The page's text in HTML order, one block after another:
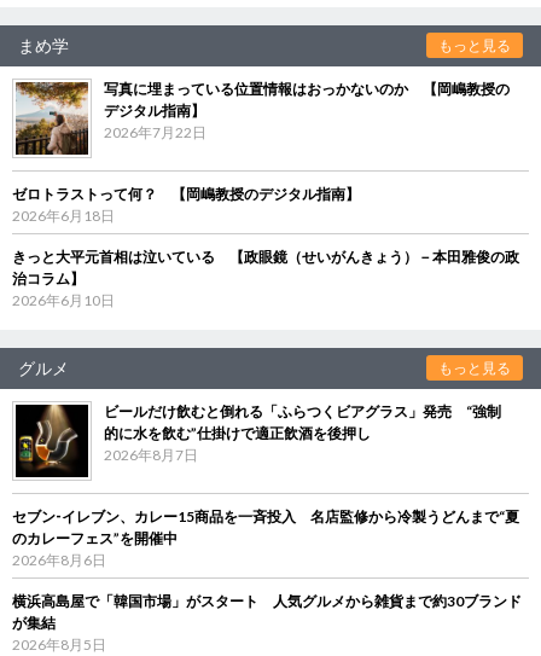
まめ学 もっと見る
写真に埋まっている位置情報はおっかないのか 【岡嶋教授の
デジタル指南】
2026年7月22日
ゼロトラストって何？ 【岡嶋教授のデジタル指南】
2026年6月18日
きっと大平元首相は泣いている 【政眼鏡（せいがんきょう）－本田雅俊の政
治コラム】
2026年6月10日
グルメ もっと見る
ビールだけ飲むと倒れる「ふらつくビアグラス」発売 “強制
的に水を飲む”仕掛けで適正飲酒を後押し
2026年8月7日
セブン‐イレブン、カレー15商品を一斉投入 名店監修から冷製うどんまで“夏
のカレーフェス”を開催中
2026年8月6日
横浜高島屋で「韓国市場」がスタート 人気グルメから雑貨まで約30ブランド
が集結
2026年8月5日